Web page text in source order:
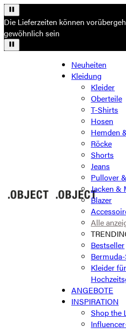
Die Lieferzeiten können
gewöhnlich sein
Neuheiten
Kleidung
Kleider
Oberteile
T-Shirts
Hosen
Hemden
Röcke
Shorts
Jeans
Pullover
Jacken &
Blazer
Alle
Bestseller
Kleider für
ANGEBOTE
INSPIRATION
Shop the